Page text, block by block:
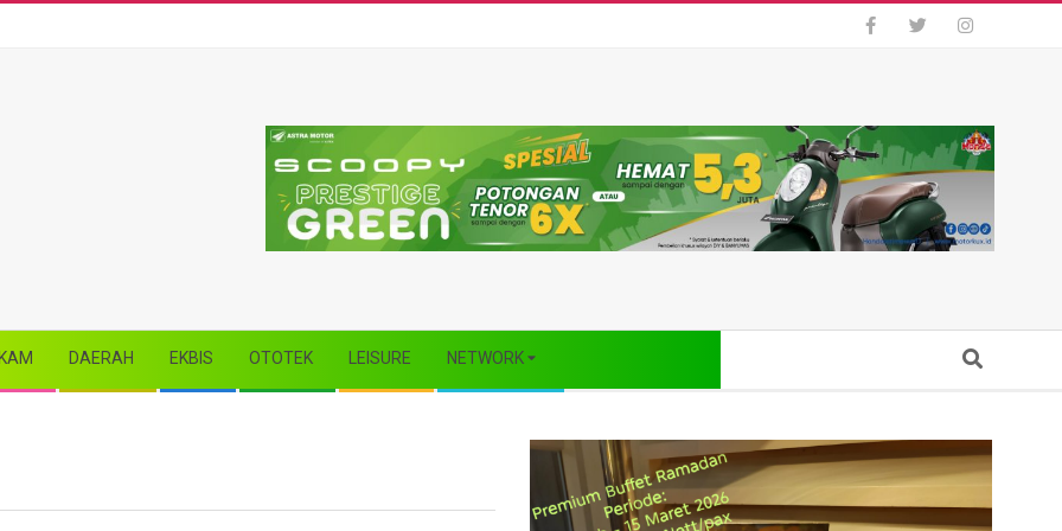
DAERAH EKBIS OTOTEK LEISURE NETWORK Search